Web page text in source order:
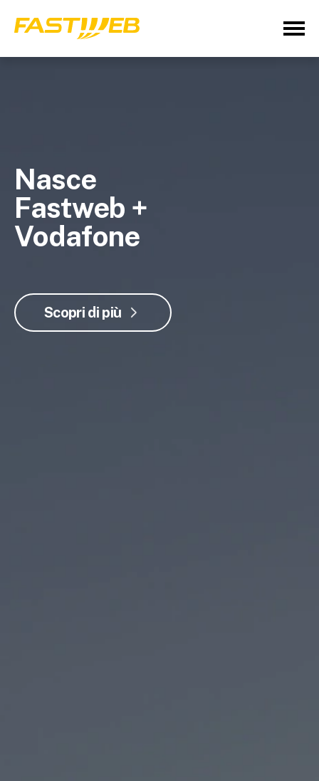
Nasce
Fastweb +
Vodafone
Scopri di più